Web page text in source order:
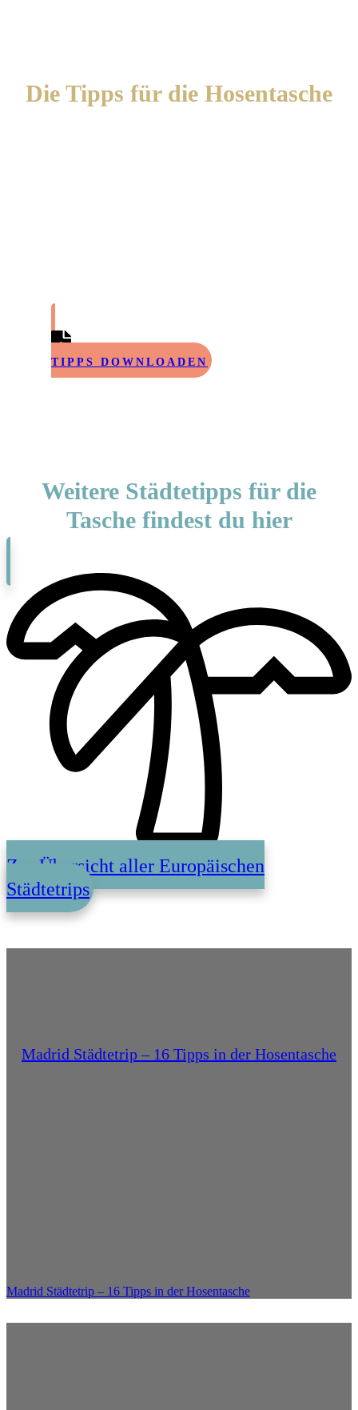
Die Tipps für die Hosentasche
TIPPS DOWNLOA DEN
Weitere Städtetipps für die
Tasche findest du hier
Zur Übersicht aller Europäischen
Städtetrips
Madrid Städtetrip – 16 Tipps in der Hosentasche
Madrid Städtetrip – 16 Tipps in der Hosentasche